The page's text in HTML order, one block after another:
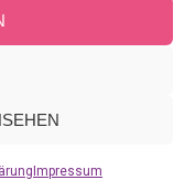
Impressum